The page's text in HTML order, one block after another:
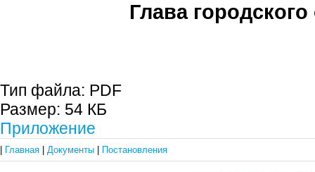
Глава городского
Тип файла: PDF
Размер: 54 КБ
Приложение
Главная Документы Постановления